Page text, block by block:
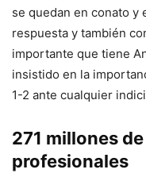
se quedan en conato y
respuesta y también
importante que tiene
insistido en la
1-2 ante cualquier
271 millones
profesionales